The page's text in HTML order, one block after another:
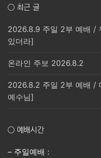
○ 최근 글
2026.8.9 주일 2부 예배 /
있더라]
온라인 주보 2026.8.2
2026.8.2 주일 2부 예배 /
예수님]
○ 예배시간
– 주일예배 :